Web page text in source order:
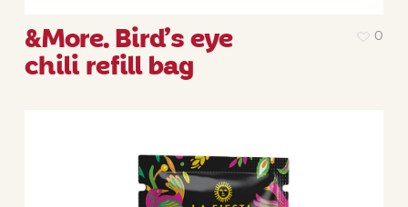
&More. Bird’s eye
chili refill bag
0